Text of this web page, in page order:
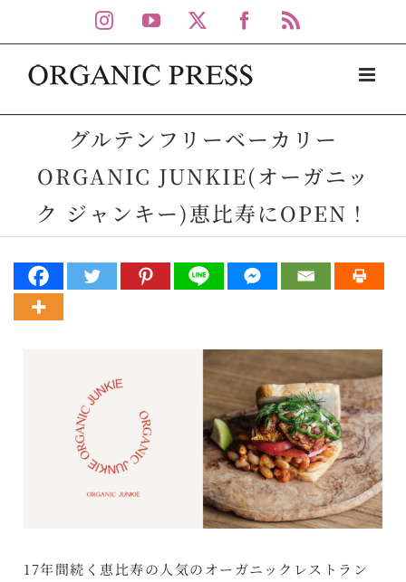
to
content
Instagram
YouTube Facebook
グルテンフリーベーカリー
ORGANIC JUNKIE(オーガニッ
ク ジャンキー)恵比寿にOPEN！
17年間続く恵比寿の人気のオーガニックレストラン